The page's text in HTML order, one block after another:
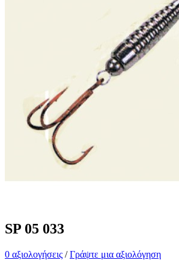
SP 05 033
0 αξιολογήσεις /Γράψτε μια αξιολόγηση